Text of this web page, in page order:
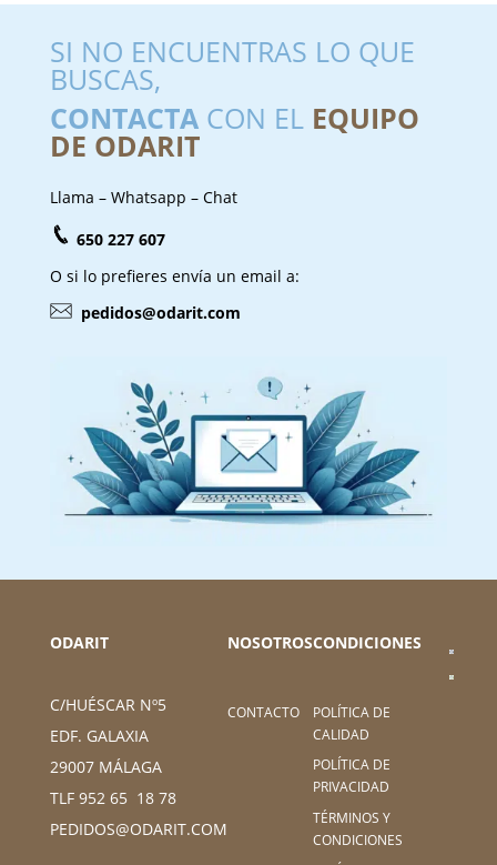
SI NO ENCUENTRAS LO QUE
BUSCAS,
CONTACTACON EL EQUIPO
DE ODARIT
Llama – Whatsapp – Chat
650 227 607
O si lo prefieres envía un email a:
pedidos@odarit.com
ODARIT
C/HUÉSCAR Nº5
EDF. GALAXIA
29007 MÁLAGA
TLF 952 65 18 78
PEDIDOS@ODARIT.COM
NOSOTROS
CONTACTO
CONDICIONES
POLÍTICA DE
CALIDAD
POLÍTICA DE
PRIVACIDAD
TÉRMINOS Y
CONDICIONES